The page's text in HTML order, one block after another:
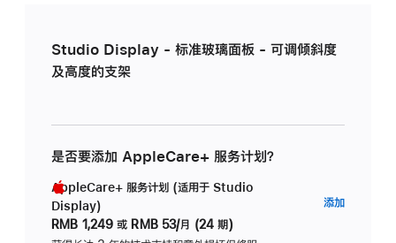
Studio Display - 标准玻璃面板 - 可调倾斜度
及高度的支架
是否要添加 AppleCare+ 服务计划？
AppleCare+ 服务计划 (适用于 Studio
Display)
RMB 1,249 或 RMB 53/月 (24 期)
添加